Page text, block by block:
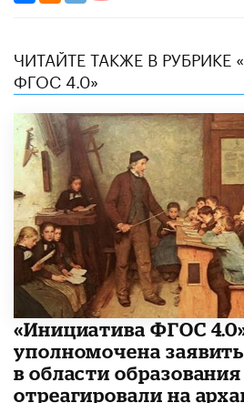
ЧИТАЙТЕ ТАКЖЕ В РУБРИКЕ
ФГОС 4.0»
«Инициатива ФГОС
уполномочена
в области образования
отреагировали на